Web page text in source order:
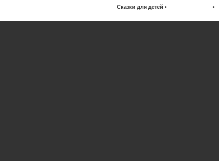
Сказки для детей • •